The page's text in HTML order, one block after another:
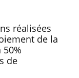
réalisées
de la
de